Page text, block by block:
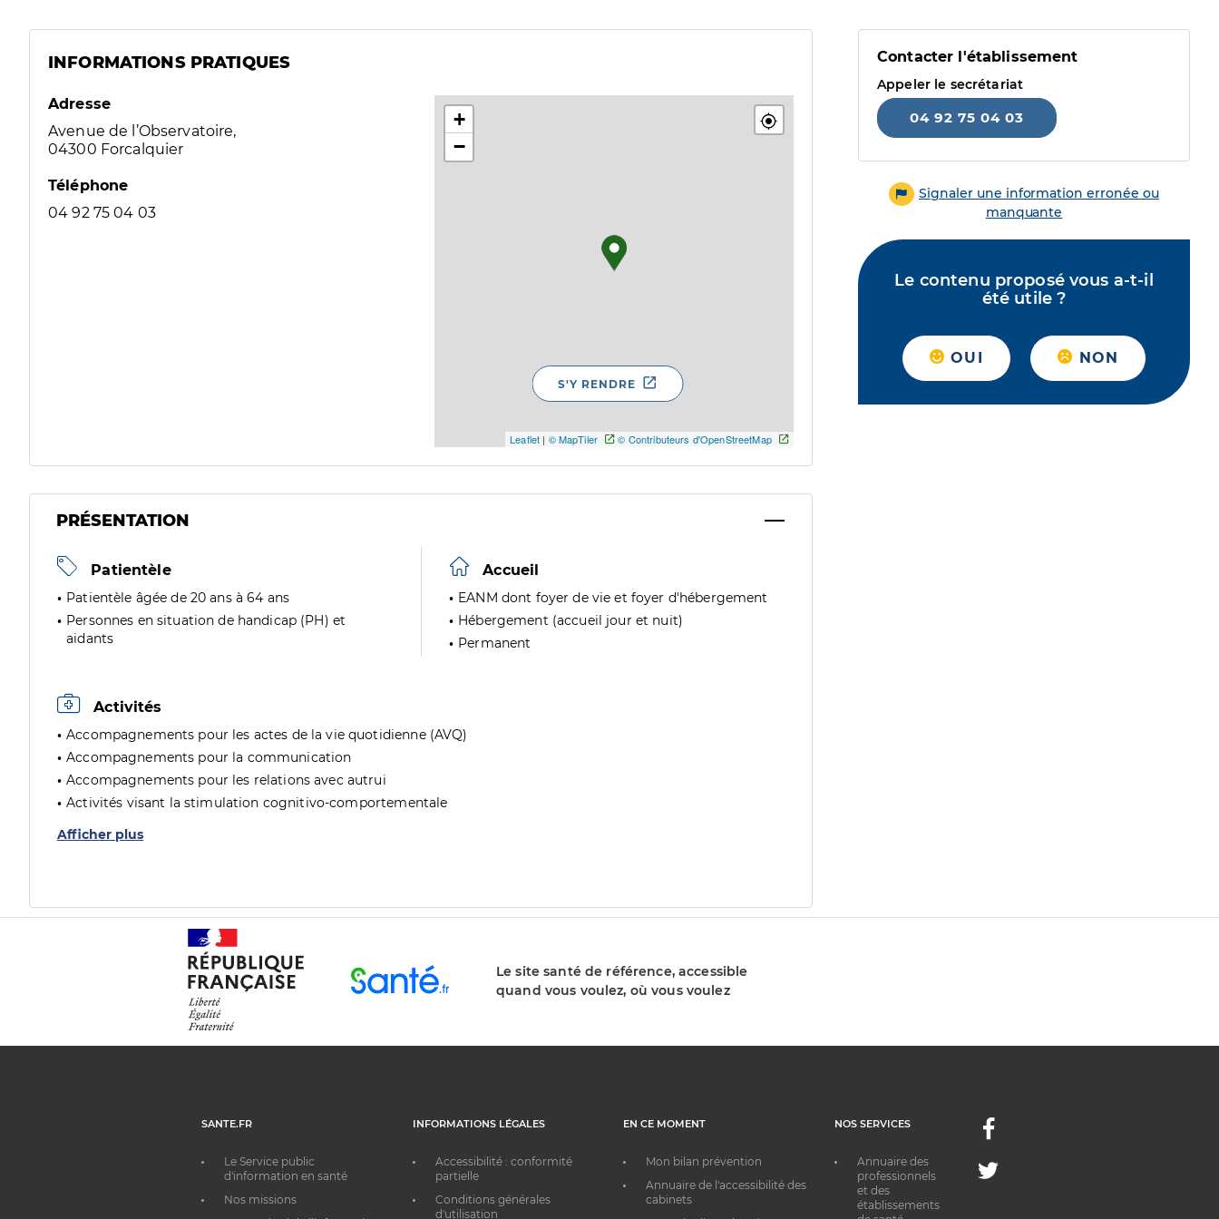
INFORMATIONS PRATIQUES
Adresse
Avenue de l’Observatoire,
04300 Forcalquier
Téléphone
04 92 75 04 03
+
−
Leaflet | © MapTiler © Contributeurs d'OpenStreetMap
S'Y RENDRE
PRÉSENTATION
Patientèle
Patientèle âgée de 20 ans à 64 ans
Personnes en situation de handicap (PH) et
aidants
Accueil
EANM dont foyer de vie et foyer d'hébergement
Hébergement (accueil jour et nuit)
Permanent
Activités
Accompagnements pour les actes de la vie quotidienne (AVQ)
Accompagnements pour la communication
Accompagnements pour les relations avec autrui
Activités visant la stimulation cognitivo-comportementale
Afficher plus
Contacter l'établissement
Appeler le secrétariat
04 92 75 04 03
Signaler une information erronée ou
manquante
Le contenu proposé vous a-t-il
été utile ?
OUI NON
Le site santé de référence, accessible
quand vous voulez, où vous voulez
SANTE.FR
Le Service public
d'information en santé
Nos missions
INFORMATIONS LÉGALES
Accessibilité : conformité
partielle
Conditions générales
d'utilisation
EN CE MOMENT
Mon bilan prévention
Annuaire de l'accessibilité des
cabinets
NOS SERVICES
Annuaire des
professionnels
et des
établissements
Facebook
Twitter